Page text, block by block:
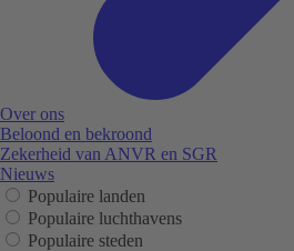
Over ons
Beloond en bekroond
Zekerheid van ANVR en SGR
Nieuws
Populaire landen
Populaire luchthavens
Populaire steden